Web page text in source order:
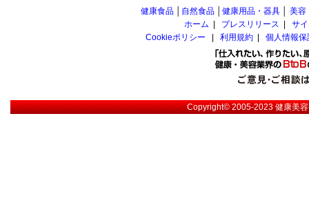
健康食品 自然食品 健康用品・器具 美容
ホーム
プレスリリース
サ
Cookieポリシー
利用規約 個人情報
Copyright© 2005-2023健康美